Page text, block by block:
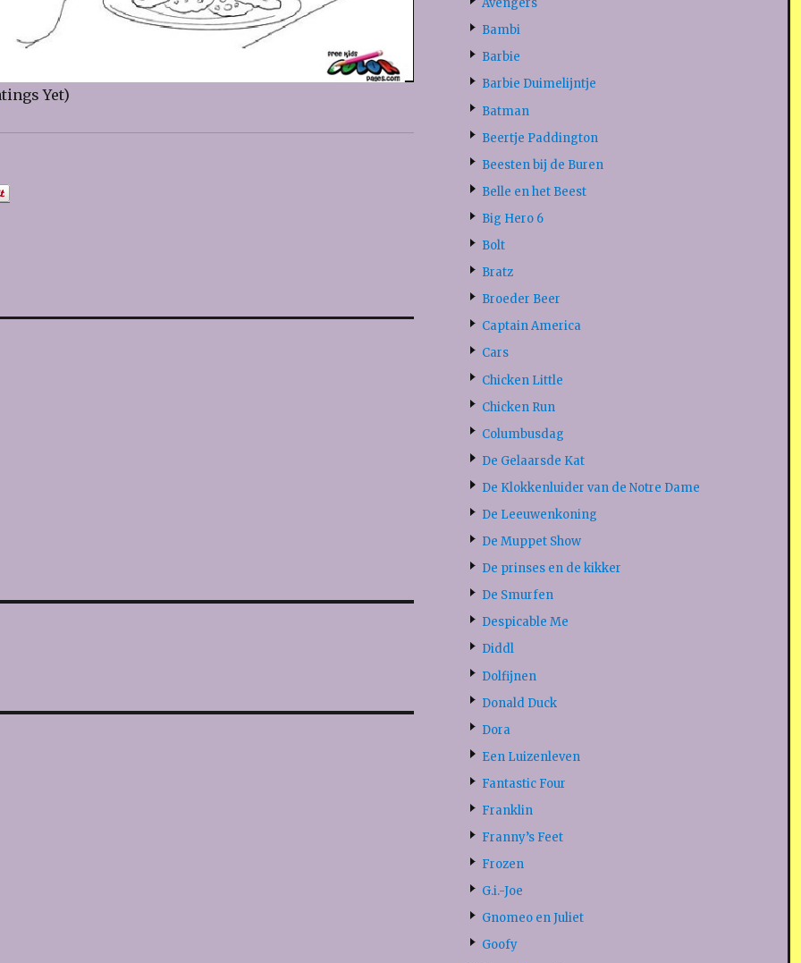
Yet)
Avengers
Bambi
Barbie
Barbie Duimelijntje
Batman
Beertje Paddington
Beesten bij de Buren
Belle en het Beest
Big Hero 6
Bolt
Bratz
Broeder Beer
Captain America
Cars
Chicken Little
Chicken Run
Columbusdag
De Gelaarsde Kat
De Klokkenluider van de Notre Dame
De Leeuwenkoning
De Muppet Show
De prinses en de kikker
De Smurfen
Despicable Me
Diddl
Dolfijnen
Donald Duck
Dora
Een Luizenleven
Fantastic Four
Franklin
Franny’s Feet
Frozen
G.i.-Joe
Gnomeo en Juliet
Goofy